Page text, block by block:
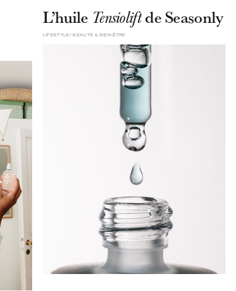
L’huile Tensioliftde Seasonly
BEAUTÉ & BIEN-ÊTRE
LIFESTYLE